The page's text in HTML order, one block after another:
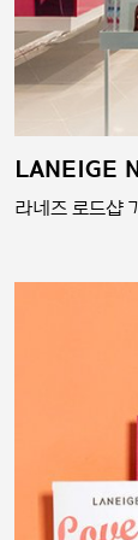
LANEIGE
라네즈 로드샵